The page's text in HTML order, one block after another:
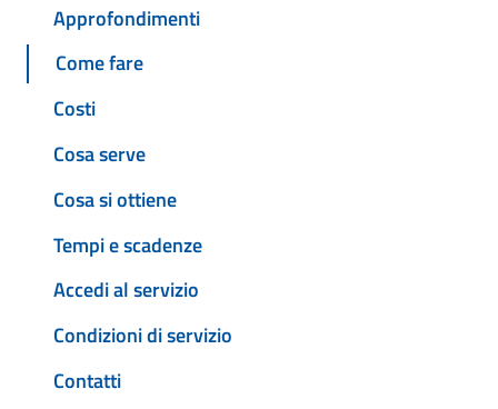
Approfondimenti
Come fare
Costi
Cosa serve
Cosa si ottiene
Tempi e scadenze
Accedi al servizio
Condizioni di servizio
Contatti